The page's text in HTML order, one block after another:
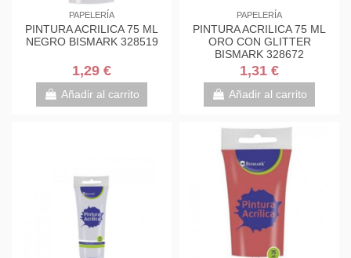
PAPELERÍA
PINTURA ACRILICA 75 ML
NEGRO BISMARK 328519
1,29 €
Añadir al carrito
PAPELERÍA
PINTURA ACRILICA 75 ML
ORO CON GLITTER
BISMARK 328672
1,31 €
Añadir al carrito